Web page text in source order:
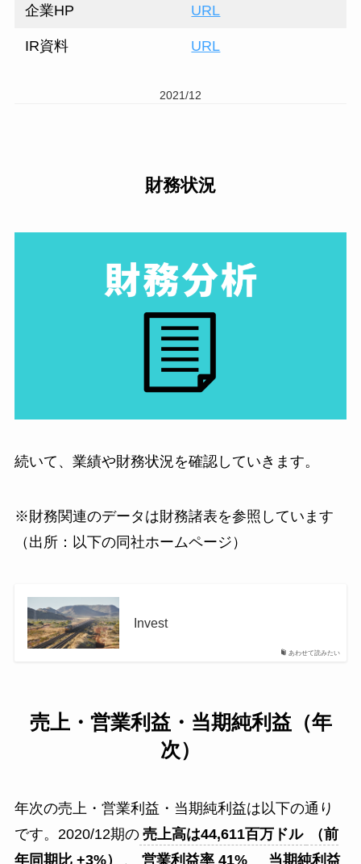
企業HP URL
IR資料 URL
2021/12
財務状況
続いて、業績や財務状況を確認していきます。
※財務関連のデータは財務諸表を参照しています
（出所：以下の同社ホームページ）
あわせて読みたい
Invest
売上・営業利益・当期純利益（年
次）
年次の売上・営業利益・当期純利益は以下の通り
です。2020/12期の 売上高は44,611百万ドル
（前
年同期比 +3%）
、 営業利益率 41% 当期純利益